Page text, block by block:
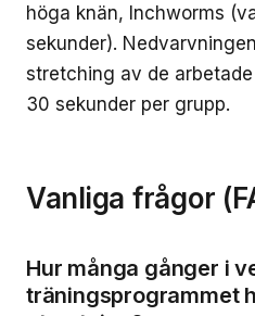
höga knän, Inchworms
sekunder).
stretching av de
30 sekunder per grupp.
Vanliga frågor
Hur många gånger i
träningsprogrammet